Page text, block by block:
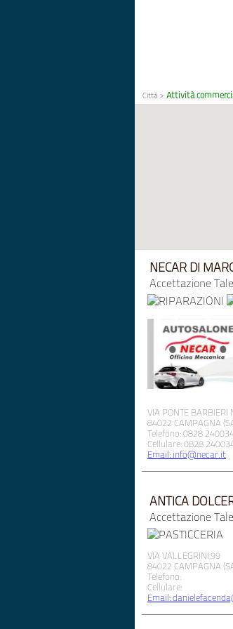
Città >Attività
NECAR DI
Accettazione
VIA PONTE BARBIERI
84022 CAMPAGNA
Telefono: 0828
Cellulare: 0828
Email: info@necar.it
ANTICA
Accettazione
VIA VALLEGRINI,99
84022 CAMPAGNA
Telefono:
Cellulare:
Email: